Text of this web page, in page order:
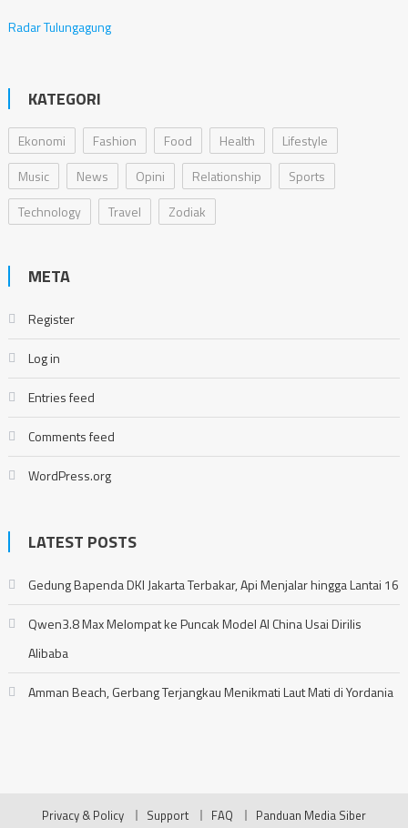
Radar Tulungagung
KATEGORI
Ekonomi Fashion Food Health
Lifestyle
Music
News Opini Relationship
Sports
Technology
Travel Zodiak
META
Register
Log in
Entries feed
Comments feed
WordPress.org
LATEST POSTS
Gedung Bapenda DKI Jakarta Terbakar, Api Menjalar hingga Lantai 16
Qwen3.8 Max Melompat ke Puncak Model AI China Usai Dirilis
Alibaba
Amman Beach, Gerbang Terjangkau Menikmati Laut Mati di Yordania
Privacy & Policy Support FAQ
Panduan Media Siber